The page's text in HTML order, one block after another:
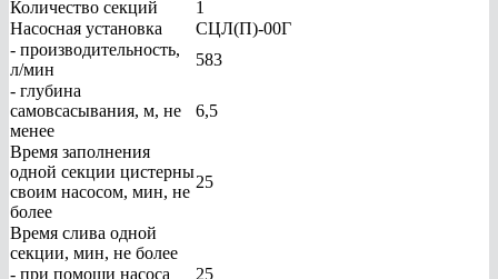
Количество секций
1
Насосная установка
СЦЛ(П)-00Г
- производительность,
л/мин
583
- глубина
самовсасывания, м, не
менее
6,5
Время заполнения
одной секции цистерны
своим насосом, мин, не
более
25
Время слива одной
секции, мин, не более
- при помощи насоса
25